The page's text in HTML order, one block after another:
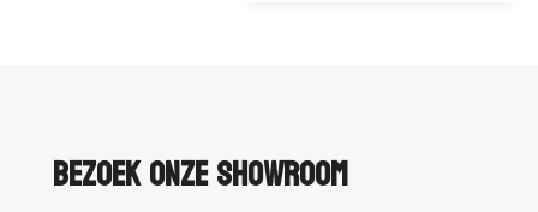
Bezoek onze showroom